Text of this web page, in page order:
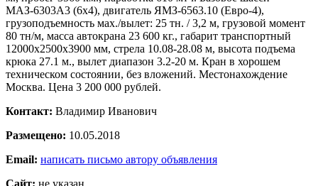
МАЗ-6303А3 (6х4), двигатель ЯМЗ-6563.10 (Eвро-4),
грузоподъемность мах./вылет: 25 тн. / 3,2 м, грузовой момент
80 тн/м, масса автокрана 23 600 кг., габарит транспортный
12000х2500х3900 мм, стрела 10.08-28.08 м, высота подъема
крюка 27.1 м., вылет диапазон 3.2-20 м. Кран в хорошем
техническом состоянии, без вложений. Местонахождение
Москва. Цена 3 200 000 рублей.
Контакт: Владимир Иванович
Размещено: 10.05.2018
Email: написать письмо автору объявления
Сайт: не указан